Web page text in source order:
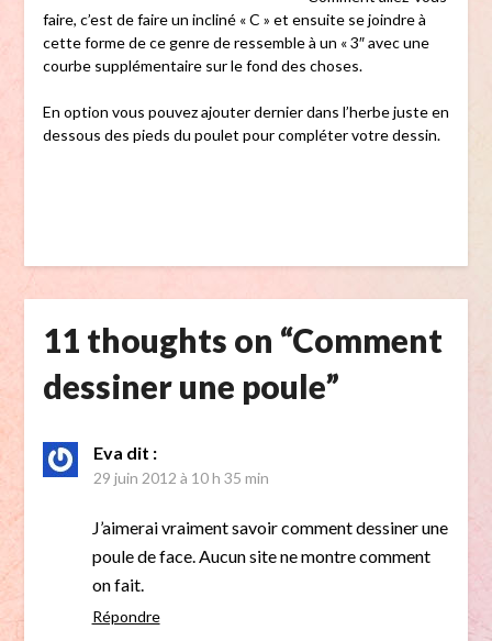
faire, c’est de faire un incliné « C » et ensuite se joindre à
cette forme de ce genre de ressemble à un « 3″ avec une
courbe supplémentaire sur le fond des choses.
En option vous pouvez ajouter dernier dans l’herbe juste en
dessous des pieds du poulet pour compléter votre dessin.
11 thoughts on “Comment
dessiner une poule”
Eva dit :
29 juin 2012 à 10 h 35 min
J’aimerai vraiment savoir comment dessiner une
poule de face. Aucun site ne montre comment
on fait.
Répondre